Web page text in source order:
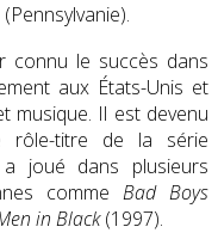
(Pennsylvanie).
connu le succès dans
aux États-Unis et
musique. Il est devenu
rôle-titre de la série
joué dans plusieurs
comme Bad Boys
in Black(1997).